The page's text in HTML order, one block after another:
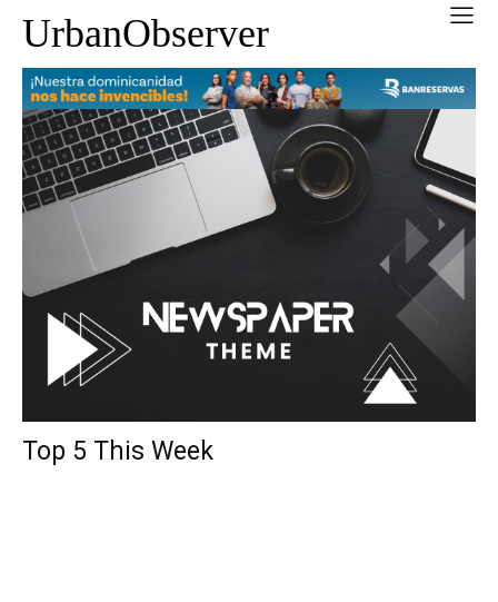
UrbanObserver
Top 5 This Week